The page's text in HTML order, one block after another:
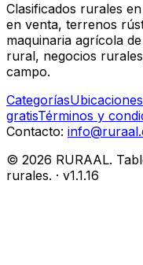
Clasificados rurales
en venta, terrenos
maquinaria agrícola
rural, negocios
campo.
CategoríasUbicaciones
gratisTérminos y
Contacto:
© 2026 RURAAL.
rurales. · v1.1.16